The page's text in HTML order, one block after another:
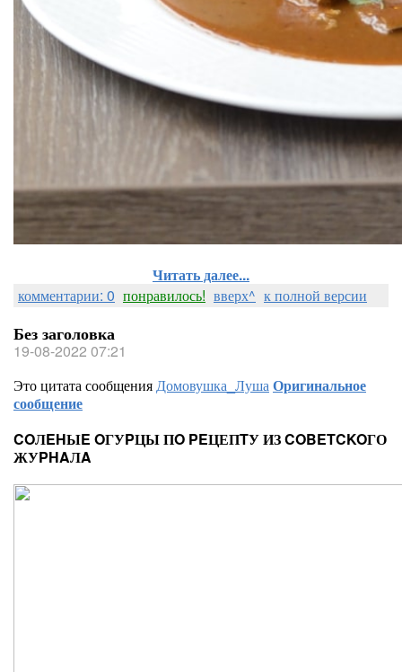
Читать далее...
комментарии: 0 понравилось! вверх^ к полной версии
Без заголовка
19-08-2022 07:21
Это цитата сообщенияДомовушка_ЛушаОригинальное
сообщение
COЛEHЫE OГУPЦЫ ПO PEЦЕПTУ ИЗ COBETCKOГО
ЖУPHAЛA